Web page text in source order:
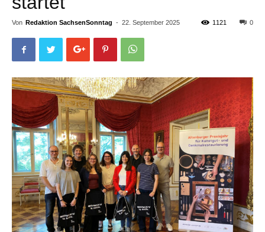
Von Redaktion SachsenSonntag - 22. September 2025 0
1121